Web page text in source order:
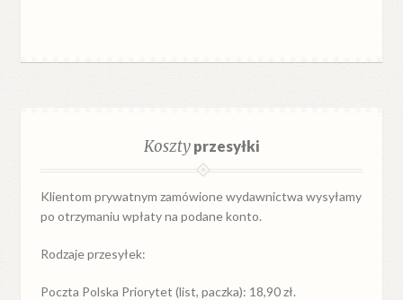
Kosztyprzesyłki
Klientom prywatnym zamówione wydawnictwa wysyłamy
po otrzymaniu wpłaty na podane konto.
Rodzaje przesyłek:
Poczta Polska Priorytet (list, paczka): 18,90 zł.